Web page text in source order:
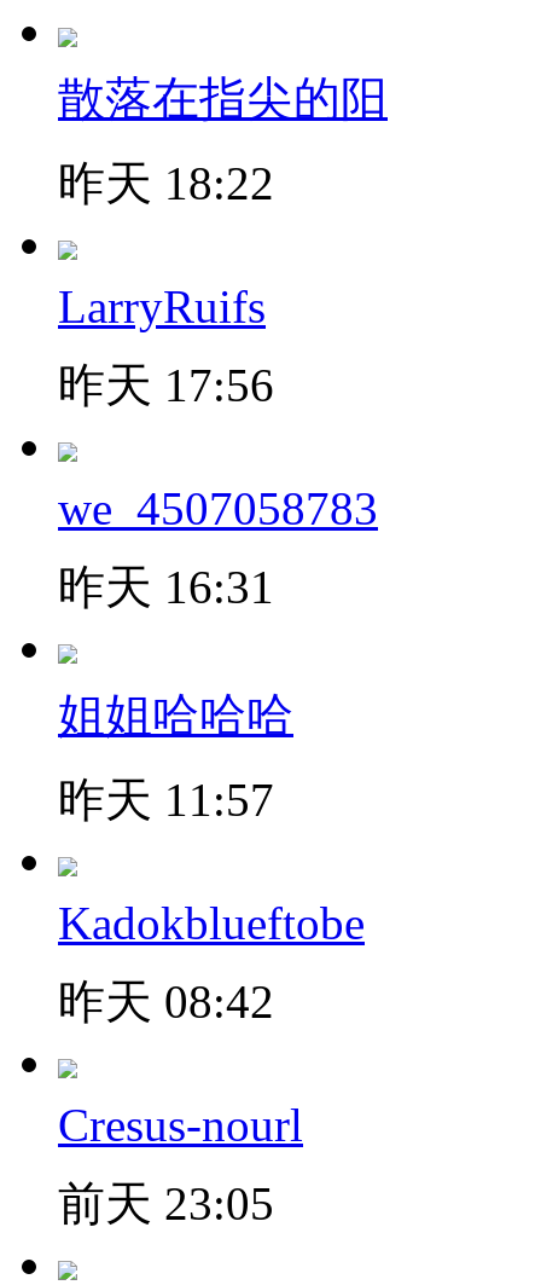
散落在指尖的阳
昨天 18:22
LarryRuifs
昨天 17:56
we_4507058783
昨天 16:31
姐姐哈哈哈
昨天 11:57
Kadokblueftobe
昨天 08:42
Cresus-nourl
前天 23:05